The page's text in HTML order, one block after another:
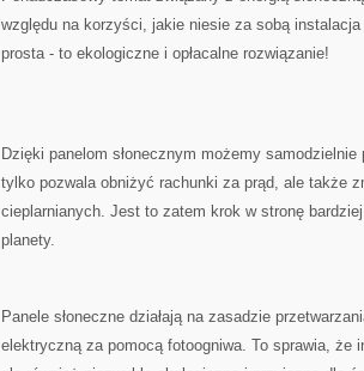
względu na korzyści, jakie niesie za sobą⁣
prosta ‌- to ekologiczne i opłacalne rozwiązanie!
Dzięki panelom ⁣słonecznym możemy
tylko pozwala obniżyć rachunki‍ za prąd, ale ⁣także
⁢cieplarnianych. Jest to ‍zatem krok w stronę
planety.
Panele słoneczne działają na ‌zasadzie
elektryczną za ‍pomocą fotoogniwa. To sprawia, że